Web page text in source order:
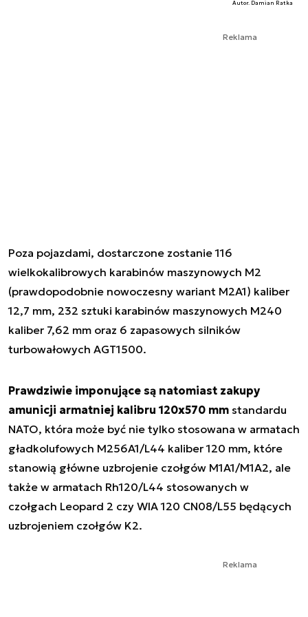
Autor. Damian Ratka
Reklama
Poza pojazdami, dostarczone zostanie 116
wielkokalibrowych karabinów maszynowych M2
(prawdopodobnie nowoczesny wariant M2A1) kaliber
12,7 mm, 232 sztuki karabinów maszynowych M240
kaliber 7,62 mm oraz 6 zapasowych silników
turbowałowych AGT1500.
Prawdziwie imponujące są natomiast zakupy
amunicji armatniej kalibru 120x570 mm standardu
NATO, która może być nie tylko stosowana w armatach
gładkolufowych M256A1/L44 kaliber 120 mm, które
stanowią główne uzbrojenie czołgów M1A1/M1A2, ale
także w armatach Rh120/L44 stosowanych w
czołgach Leopard 2 czy WIA 120 CN08/L55 będących
uzbrojeniem czołgów K2.
Reklama